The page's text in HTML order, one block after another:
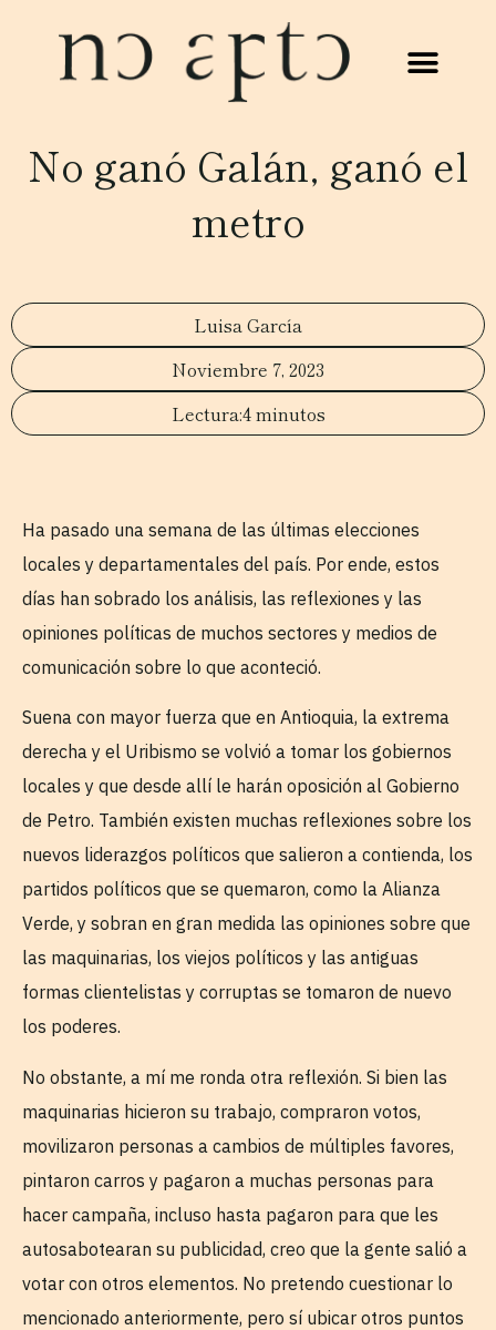
No ganó Galán, ganó el
metro
Luisa García
Noviembre 7, 2023
4 minutos
Ha pasado una semana de las últimas elecciones
locales y departamentales del país. Por ende, estos
días han sobrado los análisis, las reflexiones y las
opiniones políticas de muchos sectores y medios de
comunicación sobre lo que aconteció.
Suena con mayor fuerza que en Antioquia, la extrema
derecha y el Uribismo se volvió a tomar los gobiernos
locales y que desde allí le harán oposición al Gobierno
de Petro. También existen muchas reflexiones sobre los
nuevos liderazgos políticos que salieron a contienda, los
partidos políticos que se quemaron, como la Alianza
Verde, y sobran en gran medida las opiniones sobre que
las maquinarias, los viejos políticos y las antiguas
formas clientelistas y corruptas se tomaron de nuevo
los poderes.
No obstante, a mí me ronda otra reflexión. Si bien las
maquinarias hicieron su trabajo, compraron votos,
movilizaron personas a cambios de múltiples favores,
pintaron carros y pagaron a muchas personas para
hacer campaña, incluso hasta pagaron para que les
autosabotearan su publicidad, creo que la gente salió a
votar con otros elementos. No pretendo cuestionar lo
mencionado anteriormente, pero sí ubicar otros puntos